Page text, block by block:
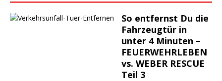
So entfernst Du die
Fahrzeugtür in
unter 4 Minuten –
FEUERWEHRLEBEN
vs. WEBER RESCUE
Teil 3